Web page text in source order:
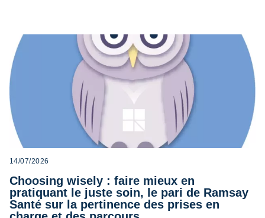
14/07/2026
Choosing wisely : faire mieux en
pratiquant le juste soin, le pari de Ramsay
Santé sur la pertinence des prises en